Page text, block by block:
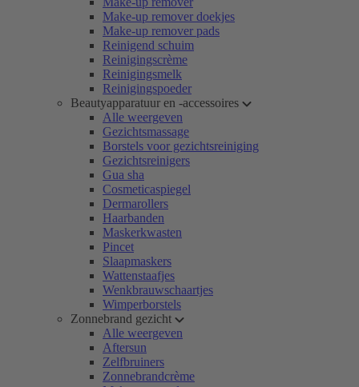
Make-up remover doekjes
Make-up remover pads
Reinigend schuim
Reinigingscrème
Reinigingsmelk
Reinigingspoeder
Beautyapparatuur en -accessoires
Alle weergeven
Gezichtsmassage
Borstels voor gezichtsreiniging
Gezichtsreinigers
Gua sha
Cosmeticaspiegel
Dermarollers
Haarbanden
Maskerkwasten
Pincet
Slaapmaskers
Wattenstaafjes
Wenkbrauwschaartjes
Wimperborstels
Zonnebrand gezicht
Alle weergeven
Aftersun
Zelfbruiners
Zonnebrandcrème